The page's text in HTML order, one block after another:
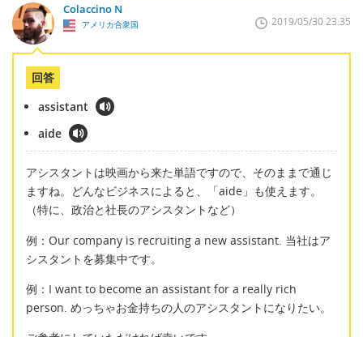
Colaccino N
アメリカ合衆国 2019/05/30 23:35
回答
assistant
aide
アシスタントは映画から来た単語ですので、そのままで通じ
ますね。どんなビジネスによると、「aide」も使えます。
（特に、政治と社長のアシスタントなど）
例：Our company is recruiting a new assistant. 当社はア
シスタントを募集中です。
例：I want to become an assistant for a really rich
person. めっちゃお金持ちの人のアシスタントになりたい。